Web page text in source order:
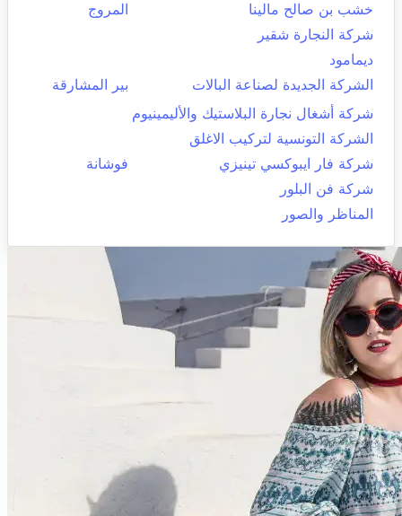
خشب بن صالح مالينا
المروج
شركة النجارة شقير
ديمامود
الشركة الجديدة لصناعة البالات
بير المشارقة
شركة أشغال نجارة البلاستيك والأليمينيوم
الشركة التونسية لتركيب الاغلق
شركة فار ايبوكسي تينيزي
فوشانة
شركة فن البلور
المناظر والصور